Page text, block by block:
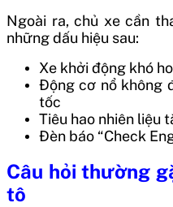
Ngoài ra, chủ xe cần
những dấu hiệu sau:
Xe khởi động khó
Động cơ nổ không
tốc
Tiêu hao nhiên liệu
Đèn báo “Check
Câu hỏi thường
tô